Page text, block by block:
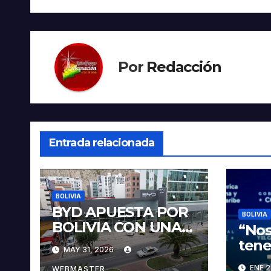
Por Redacción
Entrada relacionada
BOLIVIA
BYD APUESTA POR
BOLIVIA CON UNA
PROPUESTA
INTEGRAL PARA
MAY 31, 2026
WEBMASTER
BOLIVIA
ENE